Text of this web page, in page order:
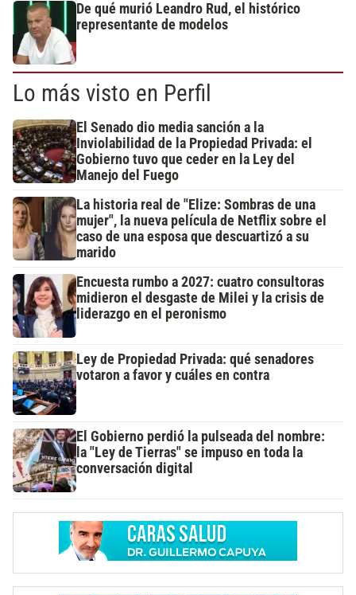
De qué murió Leandro Rud, el histórico
representante de modelos
Lo más visto en Perfil
El Senado dio media sanción a la
Inviolabilidad de la Propiedad Privada: el
Gobierno tuvo que ceder en la Ley del
Manejo del Fuego
La historia real de "Elize: Sombras de una
mujer", la nueva película de Netflix sobre el
caso de una esposa que descuartizó a su
marido
Encuesta rumbo a 2027: cuatro consultoras
midieron el desgaste de Milei y la crisis de
liderazgo en el peronismo
Ley de Propiedad Privada: qué senadores
votaron a favor y cuáles en contra
El Gobierno perdió la pulseada del nombre:
la "Ley de Tierras" se impuso en toda la
conversación digital